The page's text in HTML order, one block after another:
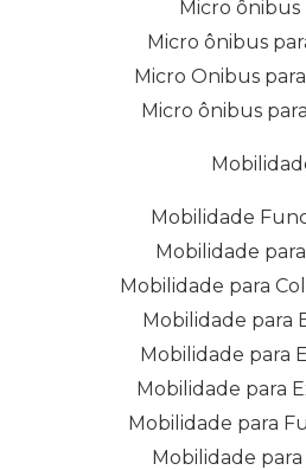
Micro ônibus
Micro ônibus
Micro Onibus
Micro ônibus
Mobilidade
Mobilidade
Mobilidade para
Mobilidade para
Mobilidade para
Mobilidade para
Mobilidade para
Mobilidade para